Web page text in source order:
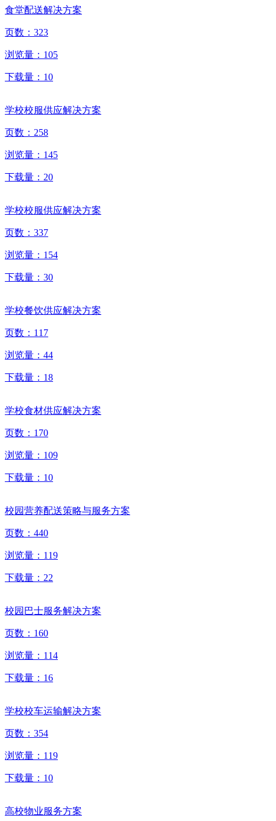
食堂配送解决方案
页数： 323
浏览量： 105
下载量： 10
学校校服供应解决方案
页数： 258
浏览量： 145
下载量： 20
学校校服供应解决方案
页数： 337
浏览量： 154
下载量： 30
学校餐饮供应解决方案
页数： 117
浏览量： 44
下载量： 18
学校食材供应解决方案
页数： 170
浏览量： 109
下载量： 10
校园营养配送策略与服务方案
页数： 440
浏览量： 119
下载量： 22
校园巴士服务解决方案
页数： 160
浏览量： 114
下载量： 16
学校校车运输解决方案
页数： 354
浏览量： 119
下载量： 10
高校物业服务方案